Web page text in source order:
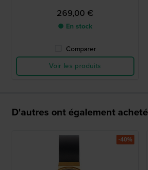
269,00 €
● En stock
Comparer
Voir les produits
D'autres ont également acheté
-40%